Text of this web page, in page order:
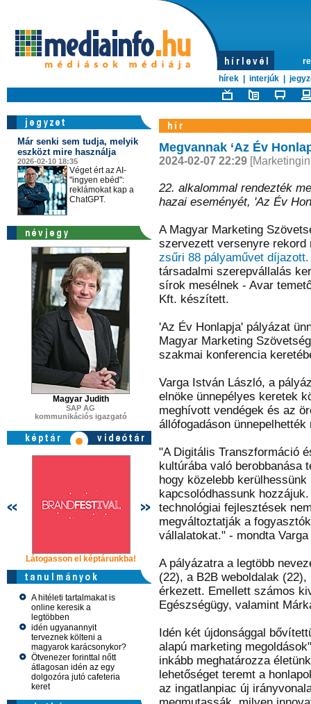
hírek
interjúk
Már senki sem tudja, melyik
eszközt mire használja
2026-02-10 18:35
Véget ért az AI-
"ingyen ebéd":
reklámokat kap a
ChatGPT.
Magyar Judith
SAP AG
kommunikációs igazgató
Látogasson el képtárunkba! Látogasson el képtárunkba! Látogasson
A hitéleti tartalmakat is
online keresik a
legtöbben
idén ugyanannyit
terveznek költeni a
magyarok karácsonykor?
Ötvenezer forinttal nőtt
átlagosan idén az egy
dolgozóra jutó cafeteria
keret
Megvannak ‘Az Év
2024-02-07 22:29
22. alkalommal rendezték
hazai eseményét, 'Az Év
A Magyar Marketing
szervezett versenyre
zsűri 88 pályaművet díjazott.
társadalmi szerepvállalás
sírok mesélnek - Avar
Kft. készített.
'Az Év Honlapja' pályázat
Magyar Marketing
szakmai konferencia
Varga István László, a
elnöke ünnepélyes keretek
meghívott vendégek és az
állófogadáson
"A Digitális Transzformáció
kultúrába való berobbanása
hogy közelebb
kapcsolódhassunk
technológiai fejlesztések
megváltoztatják a
vállalatokat." - mondta
A pályázatra a legtöbb
(22), a B2B weboldalak
érkezett. Emellett számos
Egészségügy, valamint
Idén két újdonsággal
alapú marketing
inkább meghatározza
lehetőséget teremt a
az ingatlanpiac új